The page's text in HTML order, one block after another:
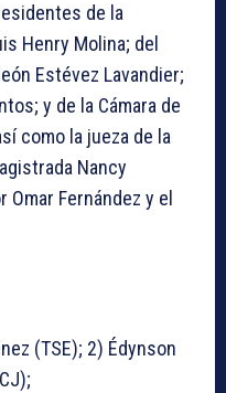
de la
Henry Molina; del
Estévez Lavandier;
y de la Cámara de
como la jueza de la
Nancy
Omar Fernández y el
(TSE); 2) Édynson